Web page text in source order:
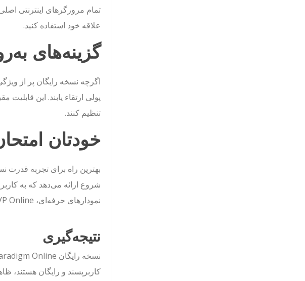
تمام مرورگرهای اینترنتی
علاقه خود استفاده کنید.
گزینه‌های
اگرچه نسخه رایگان پر از
پولی ارتقاء یابند. این
تنظیم کنند.
خودتان
شروع ارائه می‌دهد که به
نمودارهای حرفه‌ای، VP Online محیطی کاربرپسند ارائه می‌دهد که برای تمام سطوح مهارت مناسب است.
نتیجه‌گیری